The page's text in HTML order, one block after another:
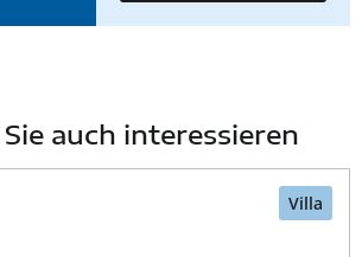
auch interessieren
Villa